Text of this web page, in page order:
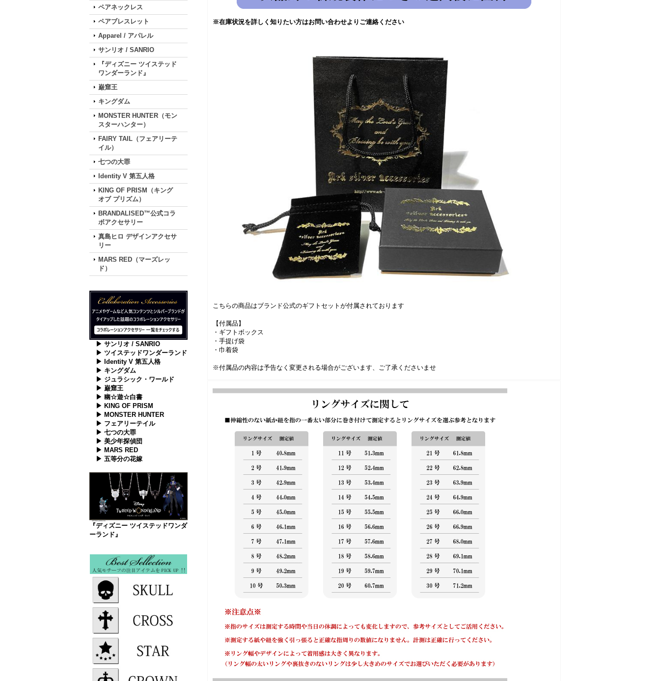
ペアネックレス
ペアブレスレット
Apparel / アパレル
サンリオ / SANRIO
『ディズニー ツイステッド
ワンダーランド』
巌窟王
キングダム
MONSTER HUNTER（モン
スターハンター）
FAIRY TAIL（フェアリーテ
イル）
七つの大罪
Identity V 第五人格
KING OF PRISM（キング
オブ プリズム）
BRANDALISED™公式コラ
ボアクセサリー
真島ヒロ デザインアクセサ
リー
MARS RED（マーズレッ
ド）
▶ サンリオ / SANRIO
▶ ツイステッドワンダーランド
▶ Identity V 第五人格
▶ キングダム
▶ ジュラシック・ワールド
▶ 巌窟王
▶ 幽☆遊☆白書
▶ KING OF PRISM
▶ MONSTER HUNTER
▶ フェアリーテイル
▶ 七つの大罪
▶ 美少年探偵団
▶ MARS RED
▶ 五等分の花嫁
『ディズニー ツイステッドワンダ
ーランド』
※在庫状況を詳しく知りたい方はお問い合わせよりご連絡ください
こちらの商品はブランド公式のギフトセットが付属されております
【付属品】
・ギフトボックス
・手提げ袋
・巾着袋
※付属品の内容は予告なく変更される場合がございます、ご了承くださいませ